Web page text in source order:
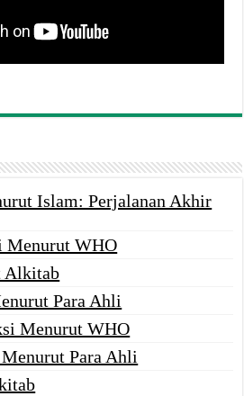
Islam: Perjalanan Akhir
Menurut WHO
Alkitab
Para Ahli
Menurut WHO
Para Ahli